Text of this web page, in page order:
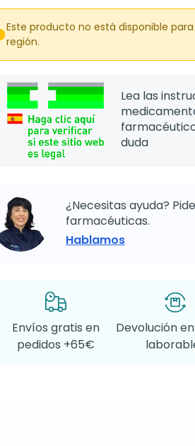
Este producto no está disponible
región.
Lea las
duda
¿Necesitas ayuda?
farmacéuticas.
Hablamos
Envíos gratis en
pedidos +65€
Devolución